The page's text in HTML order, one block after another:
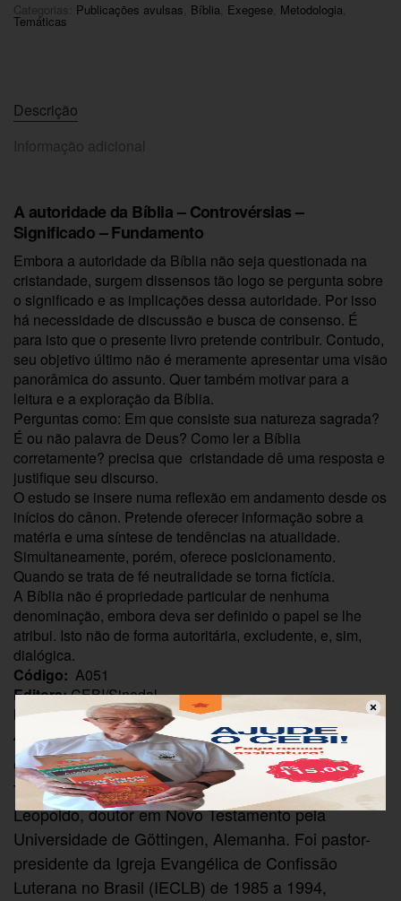
Categorias: Publicações avulsas Bíblia Exegese Metodologia
Temáticas
Descrição
Informação adicional
A autoridade da Bíblia – Controvérsias –
Significado – Fundamento
Embora a autoridade da Bíblia não seja questionada na
cristandade, surgem dissensos tão logo se pergunta sobre
o significado e as implicações dessa autoridade. Por isso
há necessidade de discussão e busca de consenso. É
para isto que o presente livro pretende contribuir. Contudo,
seu objetivo último não é meramente apresentar uma visão
panorâmica do assunto. Quer também motivar para a
leitura e a exploração da Bíblia.
Perguntas como: Em que consiste sua natureza sagrada?
É ou não palavra de Deus? Como ler a Bíblia
corretamente? precisa que cristandade dê uma resposta e
justifique seu discurso.
O estudo se insere numa reflexão em andamento desde os
inícios do cânon. Pretende oferecer informação sobre a
matéria e uma síntese de tendências na atualidade.
Simultaneamente, porém, oferece posicionamento.
Quando se trata de fé neutralidade se torna fictícia.
A Bíblia não é propriedade particular de nenhuma
denominação, embora deva ser definido o papel se lhe
atribui. Isto não de forma autoritária, excludente, e, sim,
dialógica.
Código: A051
Editora:CEBI/Sinodal
Número de páginas:90
Autoria/Organização
GOTTFRIED BRAKEMEIERé licenciado em
Teologia pela Faculdade de Teologia em São
Leopoldo, doutor em Novo Testamento pela
Universidade de Göttingen, Alemanha. Foi pastor-
presidente da Igreja Evangélica de Confissão
Luterana no Brasil (IECLB) de 1985 a 1994,